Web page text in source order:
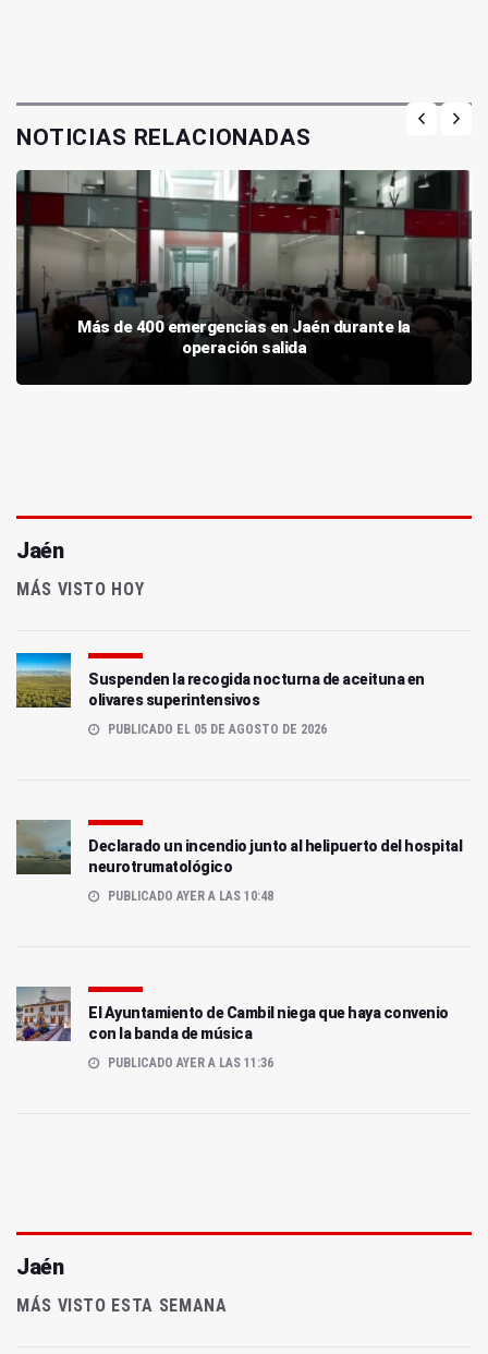
NOTICIAS RELACIONADAS
Más de 400 emergencias en Jaén durante la
operación salida
Jaén
MÁS VISTO HOY
Suspenden la recogida nocturna de aceituna en
olivares superintensivos
PUBLICADO EL 05 DE AGOSTO DE 2026
Declarado un incendio junto al helipuerto del hospital
neurotrumatológico
PUBLICADO AYER A LAS 10:48
El Ayuntamiento de Cambil niega que haya convenio
con la banda de música
PUBLICADO AYER A LAS 11:36
Jaén
MÁS VISTO ESTA SEMANA